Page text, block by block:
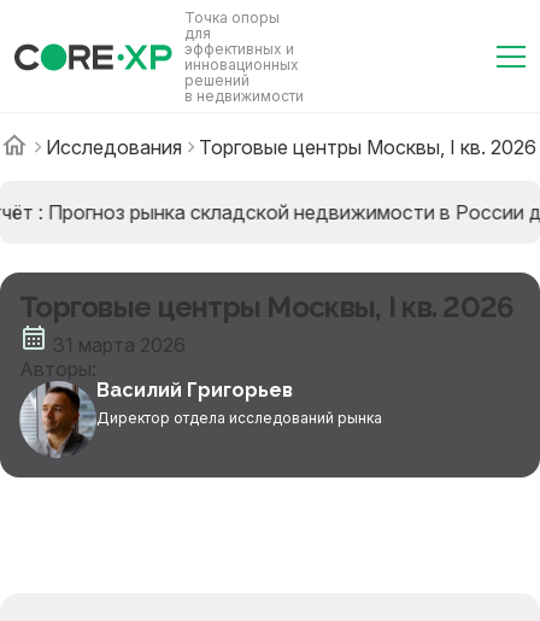
Точка опоры
для
эффективных и
инновационных
решений
в недвижимости
Исследования Торговые центры Москвы, I кв. 2026
: Прогноз рынка складской недвижимости в России
Торговые центры Москвы, I кв. 2026
31 марта 2026
Авторы:
Василий Григорьев
Директор отдела исследований рынка